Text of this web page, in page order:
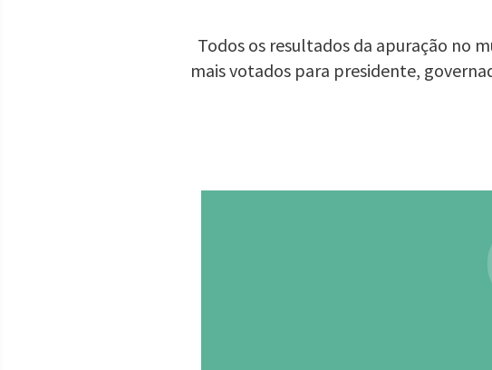
Todos os resultados da apuração no
mais votados para presidente,